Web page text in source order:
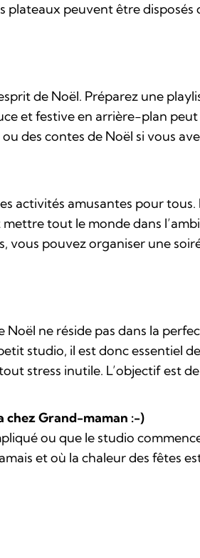
peuvent être disposés
de Noël. Préparez une
et festive en arrière-plan
des contes de Noël si vous
activités amusantes pour
tout le monde dans
vous pouvez organiser une
ne réside pas dans la
studio, il est donc essentiel
stress inutile. L’objectif est
chez Grand-maman :-)
ou que le studio
et où la chaleur des fêtes